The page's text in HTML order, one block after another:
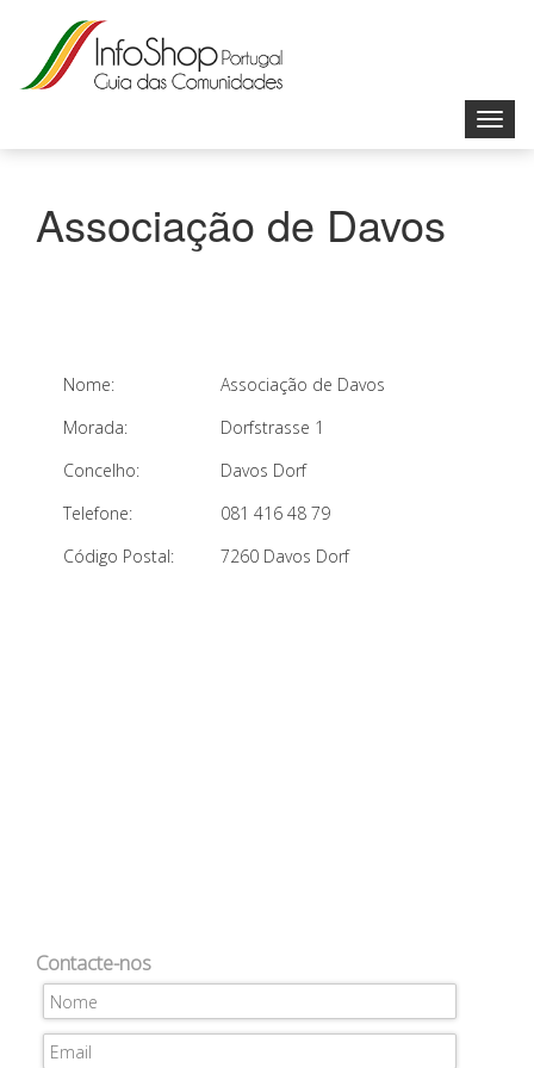
Associação de Davos
Nome:
Associação de Davos
Morada:
Dorfstrasse 1
Concelho:
Davos Dorf
Telefone:
081 416 48 79
Código Postal:
7260 Davos Dorf
Contacte-nos